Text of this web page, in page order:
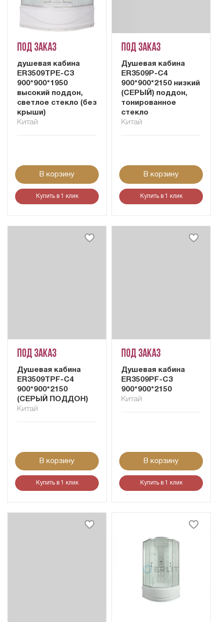
Под заказ
душевая кабина
ER3509TPE-C3
900*900*1950
высокий поддон,
светлое стекло (без
крыши)
Китай
В корзину
Купить в 1 клик
Под заказ
Душевая кабина
ER3509P-C4
900*900*2150 низкий
(СЕРЫЙ) поддон,
тонированное
стекло
Китай
В корзину
Купить в 1 клик
Под заказ
Душевая кабина
ER3509TPF-C4
900*900*2150
(СЕРЫЙ ПОДДОН)
Китай
В корзину
Купить в 1 клик
Под заказ
Душевая кабина
ER3509PF-C3
900*900*2150
Китай
В корзину
Купить в 1 клик